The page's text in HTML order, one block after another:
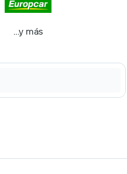
...y más